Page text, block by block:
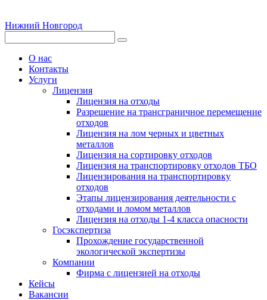
Нижний Новгород
О нас
Контакты
Услуги
Лицензия
Лицензия на отходы
Разрешение на трансграничное перемещение
отходов
Лицензия на лом черных и цветных
металлов
Лицензия на сортировку отходов
Лицензия на транспортировку отходов ТБО
Лицензирования на транспортировку
отходов
Этапы лицензирования деятельности с
отходами и ломом металлов
Лицензия на отходы 1-4 класса опасности
Госэкспертиза
Прохождение государственной
экологической экспертизы
Компании
Фирма с лицензией на отходы
Кейсы
Вакансии